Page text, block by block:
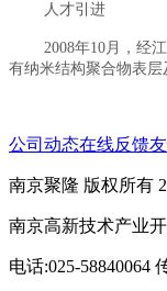
人才引进
2008年10月，经
有纳米结构聚合物表层
公司动态在线反馈
南京聚隆 版权所有
南京高新技术产业
电话:025-58840064